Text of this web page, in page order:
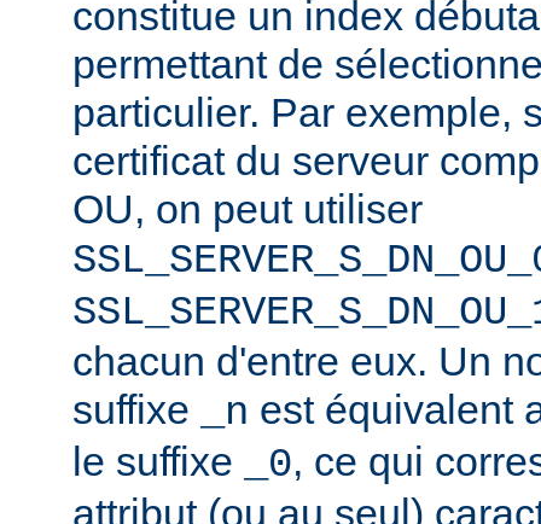
constitue un index
permettant de
particulier. Par exemple,
certificat du serveur
OU, on peut utiliser
chacun d'entre eux. Un
suffixe
_n est équivalent
le suffixe
_0, ce qui
attribut (ou au seul)